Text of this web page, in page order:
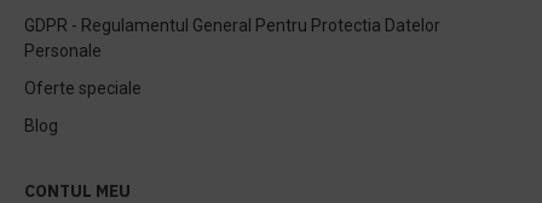
GDPR - Regulamentul General Pentru Protectia Datelor
Personale
Oferte speciale
Blog
CONTUL MEU